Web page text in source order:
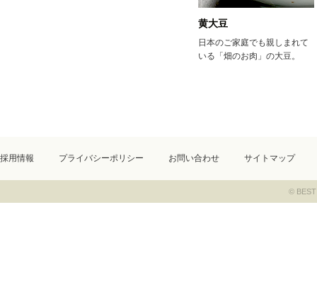
黄大豆
日本のご家庭でも親しまれて
いる「畑のお肉」の大豆。
採用情報 プライバシーポリシー お問い合わせ サイトマップ
© BEST